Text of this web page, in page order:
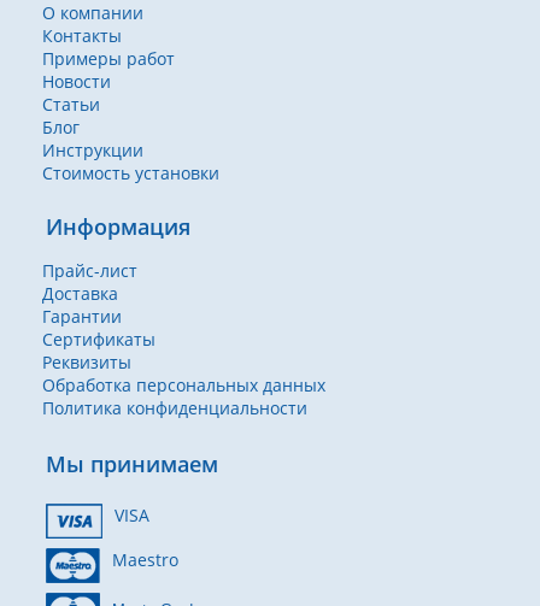
О компании
Контакты
Примеры работ
Новости
Статьи
Блог
Инструкции
Стоимость установки
Информация
Прайс-лист
Доставка
Гарантии
Сертификаты
Реквизиты
Обработка персональных данных
Политика конфиденциальности
Мы принимаем
VISA
Maestro